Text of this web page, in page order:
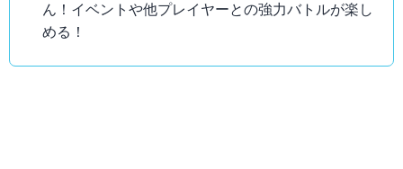
ん！イベントや他プレイヤーとの強力バトルが楽し
める！